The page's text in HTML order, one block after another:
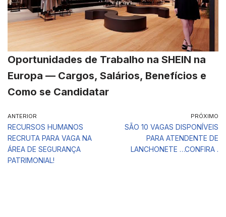
Oportunidades de Trabalho na SHEIN na
Europa — Cargos, Salários, Benefícios e
Como se Candidatar
ANTERIOR
RECURSOS HUMANOS
RECRUTA PARA VAGA NA
ÁREA DE SEGURANÇA
PATRIMONIAL!
PRÓXIMO
SÃO 10 VAGAS DISPONÍVEIS
PARA ATENDENTE DE
LANCHONETE …CONFIRA .